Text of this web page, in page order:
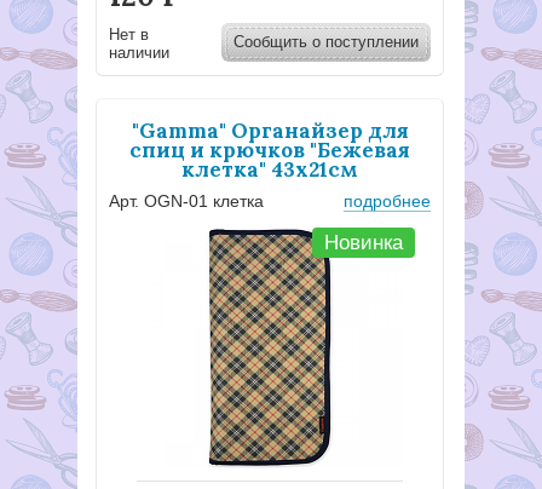
Нет в
наличии
Сообщить о поступлении
"Gamma" Органайзер для
спиц и крючков "Бежевая
клетка" 43х21см
Арт. OGN-01 клетка подробнее
Новинка